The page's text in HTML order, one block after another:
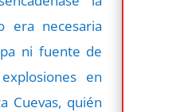
era necesaria
ni fuente de
en
Cuevas, quién